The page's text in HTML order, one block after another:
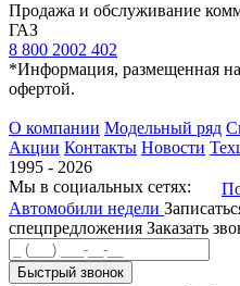
Продажа и обслуживание
ГАЗ
8 800 2002 402
*Информация, размещенная на
офертой.
О компании Модельный ряд
Акции Контакты Новости
1995 - 2026
Мы в социальных сетях:
Автомобили недели
спецпредложения Заказать
Быстрый звонок